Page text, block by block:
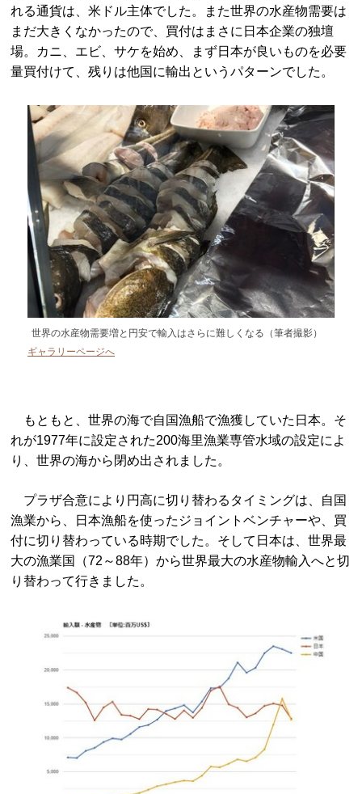
れる通貨は、米ドル主体でした。また世界の水産物需要は
まだ大きくなかったので、買付はまさに日本企業の独壇
場。カニ、エビ、サケを始め、まず日本が良いものを必要
量買付けて、残りは他国に輸出というパターンでした。
世界の水産物需要増と円安で輸入はさらに難しくなる（筆者撮影）
ギャラリーページへ
もともと、世界の海で自国漁船で漁獲していた日本。そ
れが1977年に設定された200海里漁業専管水域の設定によ
り、世界の海から閉め出されました。
プラザ合意により円高に切り替わるタイミングは、自国
漁業から、日本漁船を使ったジョイントベンチャーや、買
付に切り替わっている時期でした。そして日本は、世界最
大の漁業国（72～88年）から世界最大の水産物輸入へと切
り替わって行きました。